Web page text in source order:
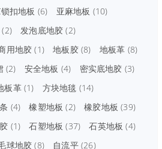
锁扣地板 (6) 亚麻地板 (10)
(2) 发泡底地胶 (2)
用地胶 (1) 地板胶(8) 地板革 (8)
(2) 安全地板 (4) 密实底地胶 (3)
板革(1) 方块地毯 (14)
(4) 橡塑地板 (2) 橡胶地板 (39)
(1) 石塑地板 (37) 石英地板 (4)
球地胶 (8) 自流平(26)